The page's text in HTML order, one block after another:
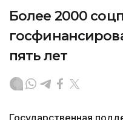
Более 2000
пять лет
Государственная